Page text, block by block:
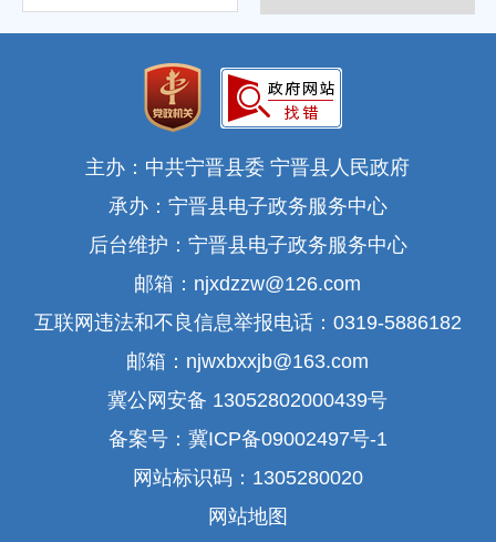
主办：中共宁晋县委 宁晋县人民政府
承办：宁晋县电子政务服务中心
后台维护：宁晋县电子政务服务中心
邮箱：njxdzzw@126.com
互联网违法和不良信息举报电话：0319-5886182
邮箱：njwxbxxjb@163.com
冀公网安备 13052802000439号
备案号：冀ICP备09002497号-1
网站标识码：1305280020
网站地图